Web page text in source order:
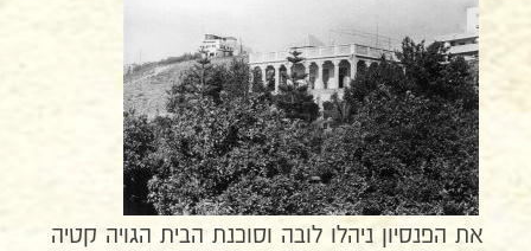
את הפנסיון ניהלו לובה וסוכנת הבית הגויה קטיה